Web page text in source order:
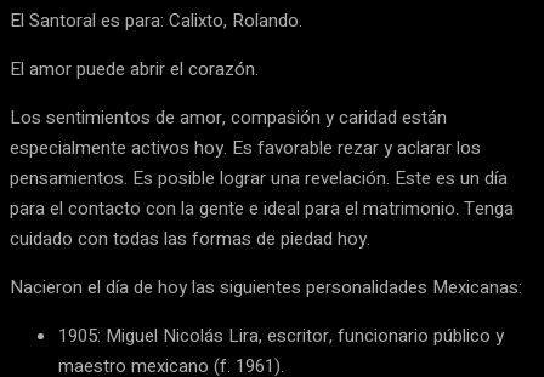
El Santoral es para: Calixto, Rolando.
El amor puede abrir el corazón.
Los sentimientos de amor, compasión y caridad están
especialmente activos hoy. Es favorable rezar y aclarar los
pensamientos. Es posible lograr una revelación. Este es un día
para el contacto con la gente e ideal para el matrimonio. Tenga
cuidado con todas las formas de piedad hoy.
Nacieron el día de hoy las siguientes personalidades Mexicanas:
1905: Miguel Nicolás Lira, escritor, funcionario público y
maestro mexicano (f. 1961).